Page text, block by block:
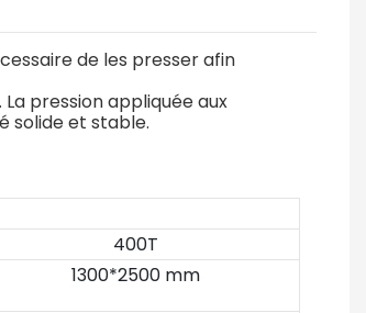
de les presser afin
pression appliquée aux
solide et stable.
400T
1300*2500 mm